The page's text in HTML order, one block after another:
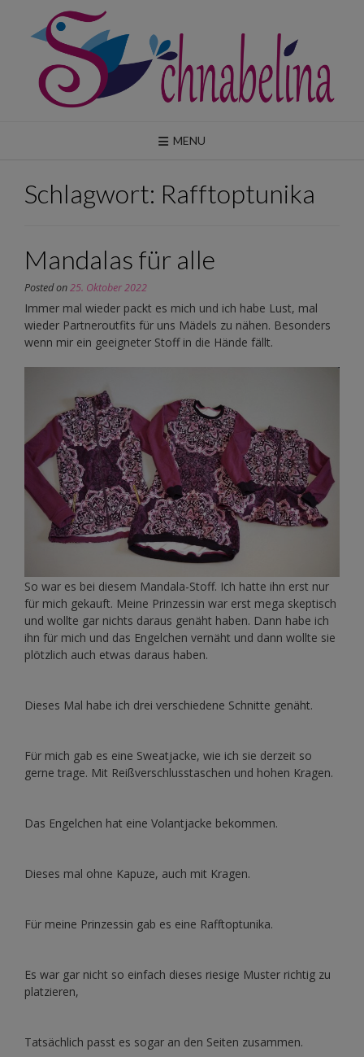
content
MENU
Schlagwort: Rafftoptunika
Mandalas für alle
Posted on25. Oktober 2022
Immer mal wieder packt es mich und ich habe Lust, mal
wieder Partneroutfits für uns Mädels zu nähen. Besonders
wenn mir ein geeigneter Stoff in die Hände fällt.
So war es bei diesem Mandala-Stoff. Ich hatte ihn erst nur
für mich gekauft. Meine Prinzessin war erst mega skeptisch
und wollte gar nichts daraus genäht haben. Dann habe ich
ihn für mich und das Engelchen vernäht und dann wollte sie
plötzlich auch etwas daraus haben.
Dieses Mal habe ich drei verschiedene Schnitte genäht.
Für mich gab es eine Sweatjacke, wie ich sie derzeit so
gerne trage. Mit Reißverschlusstaschen und hohen Kragen.
Das Engelchen hat eine Volantjacke bekommen.
Dieses mal ohne Kapuze, auch mit Kragen.
Für meine Prinzessin gab es eine Rafftoptunika.
Es war gar nicht so einfach dieses riesige Muster richtig zu
platzieren,
Tatsächlich passt es sogar an den Seiten zusammen.